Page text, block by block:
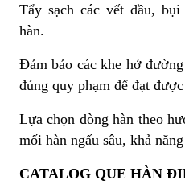
Tẩy sạch các vết dầu,
hàn.
Đảm bảo các khe hở
đúng quy phạm để đạt
Lựa chọn dòng hàn theo
mối hàn ngấu sâu, khả
CATALOG QUE HÀN